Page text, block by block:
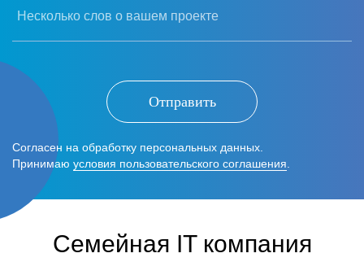
Несколько слов о вашем проекте
Отправить
Согласен на обработку персональных данных.
Принимаю условия пользовательского соглашения
Семейная IT компания